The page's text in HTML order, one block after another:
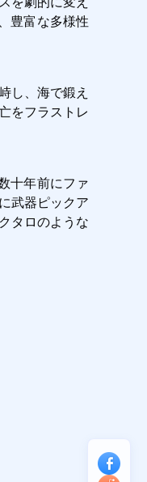
豊富な多様性
し、海で鍛え
をフラストレ
十年前にファ
武器ピックア
タロのような